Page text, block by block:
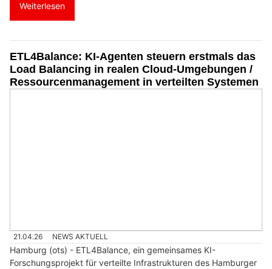
Weiterlesen
ETL4Balance: KI-Agenten steuern erstmals das
Load Balancing in realen Cloud-Umgebungen /
Ressourcenmanagement in verteilten Systemen
21.04.26 NEWS AKTUELL
Hamburg (ots) - ETL4Balance, ein gemeinsames KI-
Forschungsprojekt für verteilte Infrastrukturen des Hamburger